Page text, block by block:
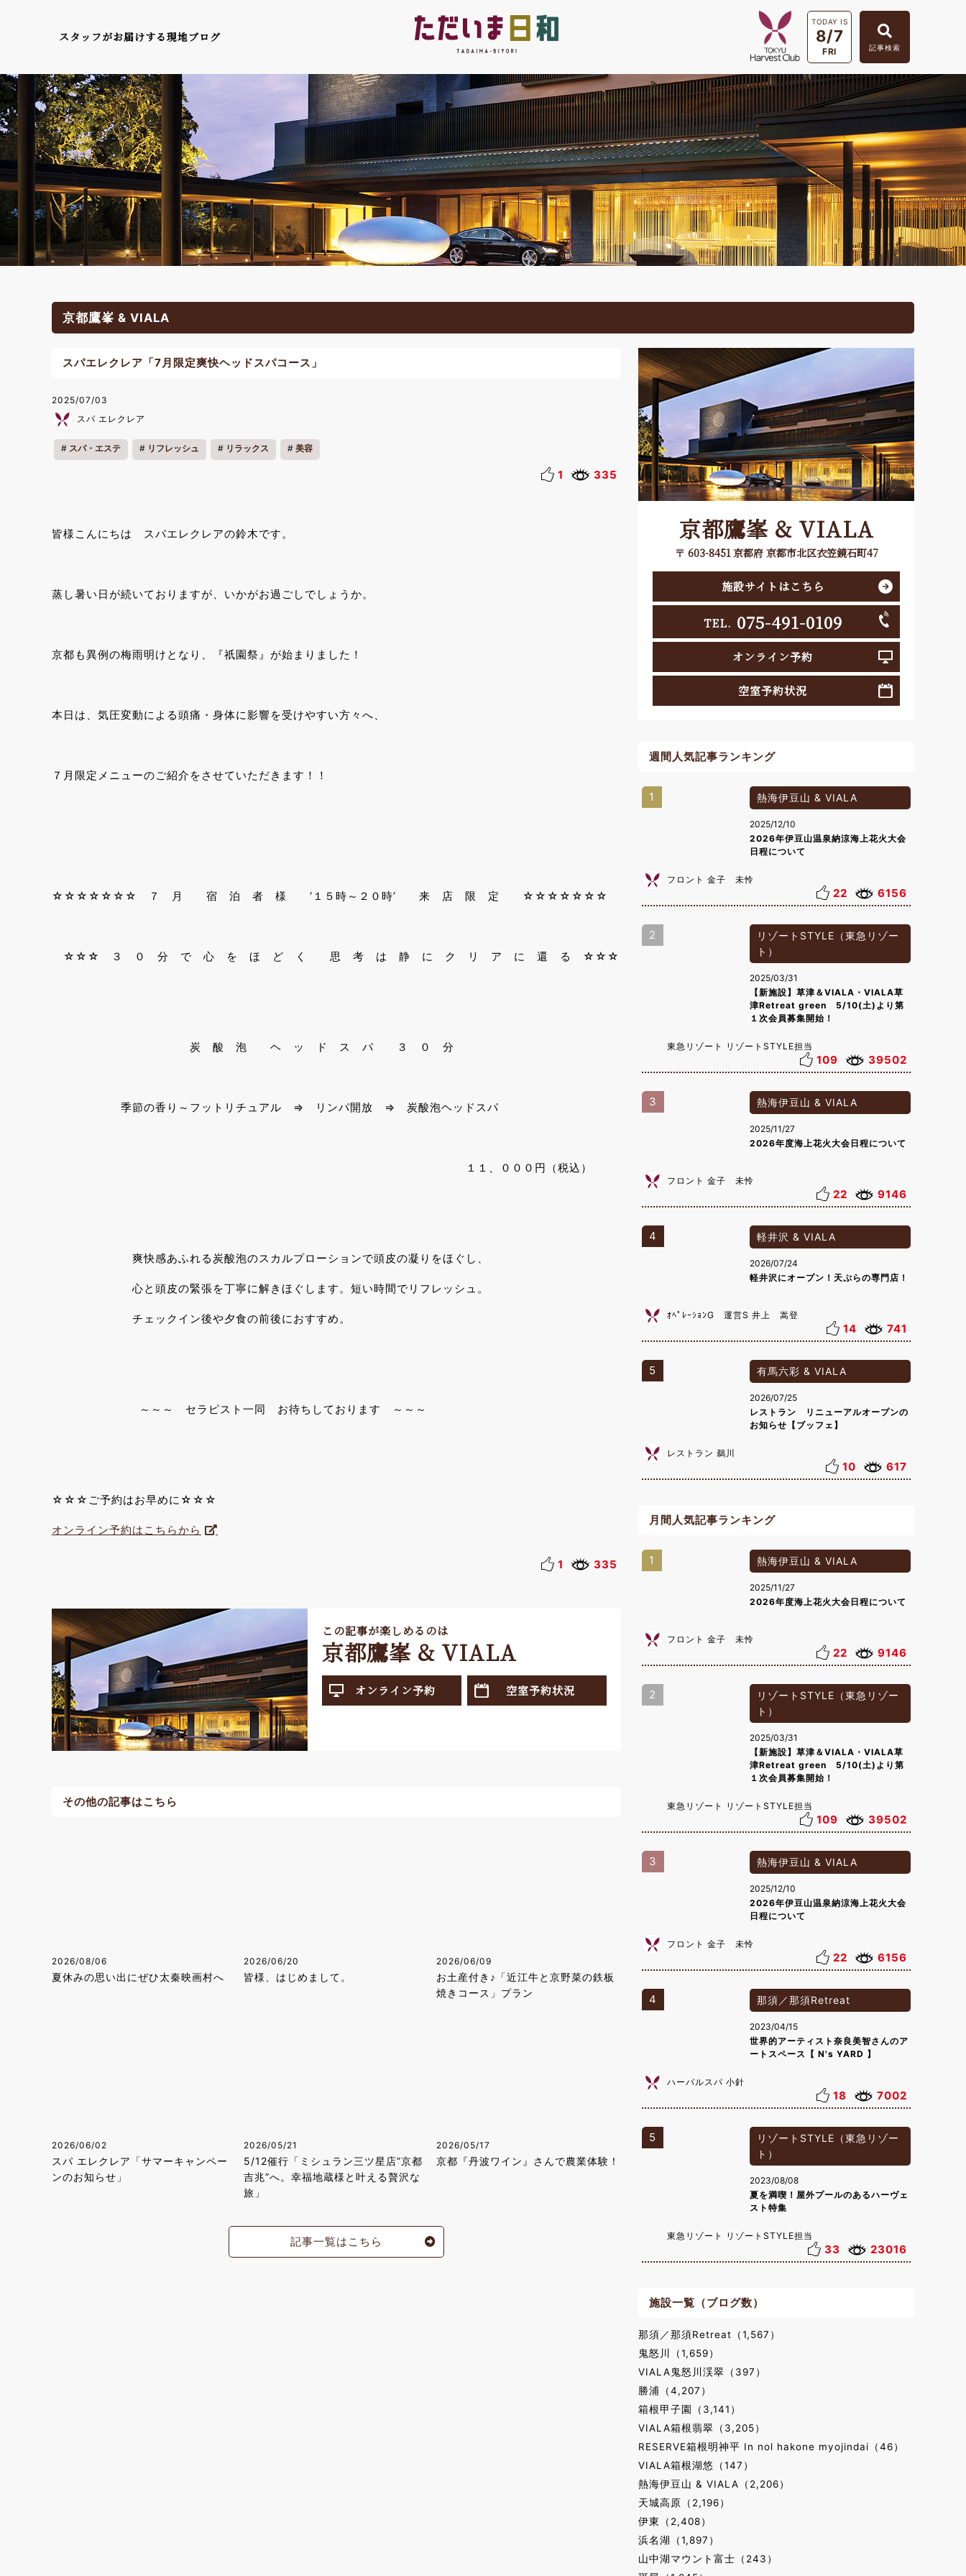
スタッフがお届けする現地ブログ
TODAY IS
8/7
FRI 記事検索
京都鷹峯 & VIALA
スパエレクレア「7月限定爽快ヘッドスパコース」
2025/07/03
スパ エレクレア
スパ・エステ リフレッシュ リラックス 美容
1 335
皆様こんにちは スパエレクレアの鈴木です。
蒸し暑い日が続いておりますが、いかがお過ごしでしょうか。
京都も異例の梅雨明けとなり、『祇園祭』が始まりました！
本日は、気圧変動による頭痛・身体に影響を受けやすい方々へ、
７月限定メニューのご紹介をさせていただきます！！
☆☆☆☆☆☆☆ ７ 月 宿 泊 者 様 ‘１５時～２０時’ 来 店 限 定 ☆☆☆☆☆☆☆
☆☆☆ ３ ０ 分 で 心 を ほ ど く 思 考 は 静 に ク リ ア に 還 る ☆☆☆
炭 酸 泡 ヘ ッ ド ス パ ３ ０ 分
季節の香り～フットリチュアル ⇒ リンパ開放 ⇒ 炭酸泡ヘッドスパ
１１、０００円（税込）
爽快感あふれる炭酸泡のスカルプローションで頭皮の凝りをほぐし、
心と頭皮の緊張を丁寧に解きほぐします。短い時間でリフレッシュ。
チェックイン後や夕食の前後におすすめ。
～～～ セラピスト一同 お待ちしております ～～～
☆☆☆ご予約はお早めに☆☆☆
オンライン予約はこちらから
1 335
この記事が楽しめるのは
京都鷹峯 & VIALA
オンライン予約 空室予約状況
その他の記事はこちら
2026/08/06
夏休みの思い出にぜひ太秦映画村へ
2026/06/20
皆様、はじめまして。
2026/06/09
お土産付き♪「近江牛と京野菜の鉄板
焼きコース」プラン
2026/06/02
スパ エレクレア「サマーキャンペー
ンのお知らせ」
2026/05/21
5/12催行「ミシュラン三ツ星店”京都
吉兆”へ。幸福地蔵様と叶える贅沢な
旅」
2026/05/17
京都『丹波ワイン』さんで農業体験！
記事一覧はこちら
京都鷹峯 & VIALA
〒 603-8451 京都府 京都市北区衣笠鏡石町47
施設サイトはこちら
TEL. 075-491-0109
オンライン予約
空室予約状況
週間人気記事ランキング
1 熱海伊豆山 & VIALA
2025/12/10
2026年伊豆山温泉納涼海上花火大会
日程について
フロント 金子 未怜
22 6156
2
リゾートSTYLE（東急リゾー
ト）
2025/03/31
【新施設】草津＆VIALA・VIALA草
津Retreat green 5/10(土)より第
１次会員募集開始！
東急リゾート リゾートSTYLE担当
109 39502
3 熱海伊豆山 & VIALA
2025/11/27
2026年度海上花火大会日程について
フロント 金子 未怜
22 9146
4 軽井沢 & VIALA
2026/07/24
軽井沢にオープン！天ぷらの専門店！
ｵﾍﾟﾚｰｼｮﾝG 運営S 井上 嵩登
14 741
5 有馬六彩 & VIALA
2026/07/25
レストラン リニューアルオープンの
お知らせ【ブッフェ】
レストラン 鵜川
10 617
月間人気記事ランキング
1 熱海伊豆山 & VIALA
2025/11/27
2026年度海上花火大会日程について
フロント 金子 未怜
22 9146
2
リゾートSTYLE（東急リゾー
ト）
2025/03/31
【新施設】草津＆VIALA・VIALA草
津Retreat green 5/10(土)より第
１次会員募集開始！
東急リゾート リゾートSTYLE担当
109 39502
3 熱海伊豆山 & VIALA
2025/12/10
2026年伊豆山温泉納涼海上花火大会
日程について
フロント 金子 未怜
22 6156
4 那須／那須Retreat
2023/04/15
世界的アーティスト奈良美智さんのア
ートスペース【 N's YARD 】
ハーバルスパ 小針
18 7002
5
リゾートSTYLE（東急リゾー
ト）
2023/08/08
夏を満喫！屋外プールのあるハーヴェ
スト特集
東急リゾート リゾートSTYLE担当
33 23016
施設一覧（ブログ数）
那須／那須Retreat（1,567）
鬼怒川（1,659）
VIALA鬼怒川渓翠（397）
勝浦（4,207）
箱根甲子園（3,141）
VIALA箱根翡翠（3,205）
RESERVE箱根明神平 In nol hakone myojindai（46）
VIALA箱根湖悠（147）
熱海伊豆山 & VIALA（2,206）
天城高原（2,196）
伊東（2,408）
浜名湖（1,897）
山中湖マウント富士（243）